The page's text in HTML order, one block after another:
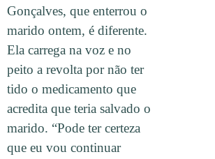
Gonçalves, que enterrou o
marido ontem, é diferente.
Ela carrega na voz e no
peito a revolta por não ter
tido o medicamento que
acredita que teria salvado o
marido. “Pode ter certeza
que eu vou continuar